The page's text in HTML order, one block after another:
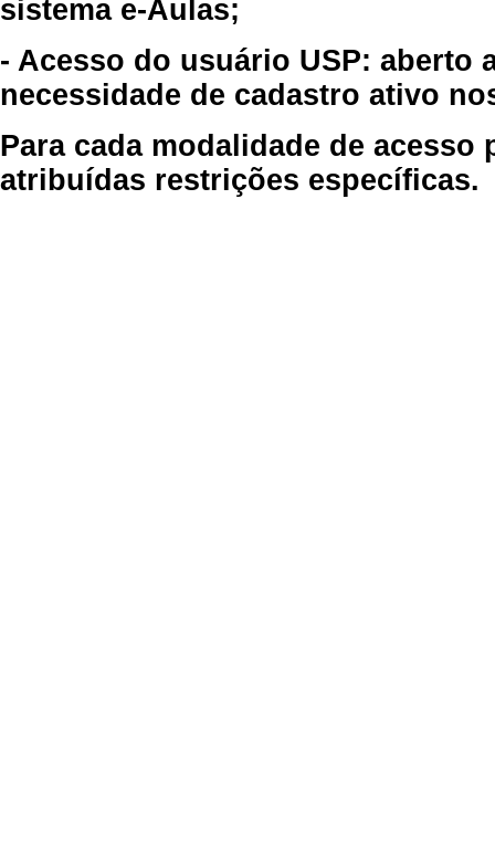
sistema e-Aulas;
- Acesso do usuário USP: aberto
necessidade de cadastro ativo
Para cada modalidade de
atribuídas restrições específicas.